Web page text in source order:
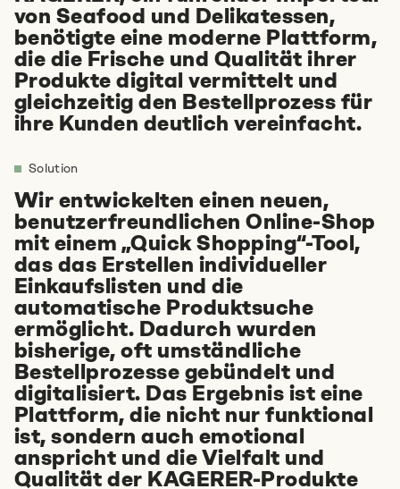
von Seafood und Delikatessen,
benötigte eine moderne Plattform,
die die Frische und Qualität ihrer
Produkte digital vermittelt und
gleichzeitig den Bestellprozess für
ihre Kunden deutlich vereinfacht.
Solution
Wir entwickelten einen neuen,
benutzerfreundlichen Online-Shop
mit einem „Quick Shopping“-Tool,
das das Erstellen individueller
Einkaufslisten und die
automatische Produktsuche
ermöglicht. Dadurch wurden
bisherige, oft umständliche
Bestellprozesse gebündelt und
digitalisiert. Das Ergebnis ist eine
Plattform, die nicht nur funktional
ist, sondern auch emotional
anspricht und die Vielfalt und
Qualität der KAGERER-Produkte
Absenden
Erzähl uns von deiner Idee
+49 89215 2940-11
Schreib uns
Termin vereinbaren
Jobs Impressum Datenschutz